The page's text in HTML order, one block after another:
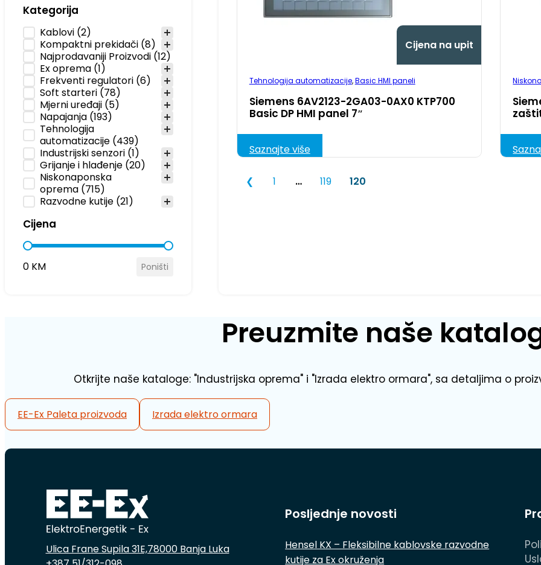
Kategorija
Kategorija
Kablovi (2)
Kompaktni prekidači (8)
Najprodavaniji Proizvodi (12)
Ex oprema (1)
Frekventi regulatori (6)
Soft starteri (78)
Mjerni uređaji (5)
Napajanja (193)
Tehnologija
automatizacije (439)
Industrijski senzori (1)
Grijanje i hlađenje (20)
Niskonaponska
oprema (715)
Razvodne kutije (21)
Cijena
Cijena
0 KM Poništi
Cijena na upit
Tehnologija automatizacije,Basic HMI paneli
Siemens 6AV2123-2GA03-0AX0 KTP700
Basic DP HMI panel 7″
Saznajte više
❮ 1 … 119 120
Preuzmite naše
Otkrijte naše kataloge: "Industrijska oprema" i "Izrada elektro ormara", sa detaljima o
EE-Ex Paleta proizvoda Izrada elektro ormara
Ulica Frane Supila 31E,78000 Banja Luka
Posljednje novosti
Hensel KX – Fleksibilne kablovske razvodne
kutije za Ex okruženja